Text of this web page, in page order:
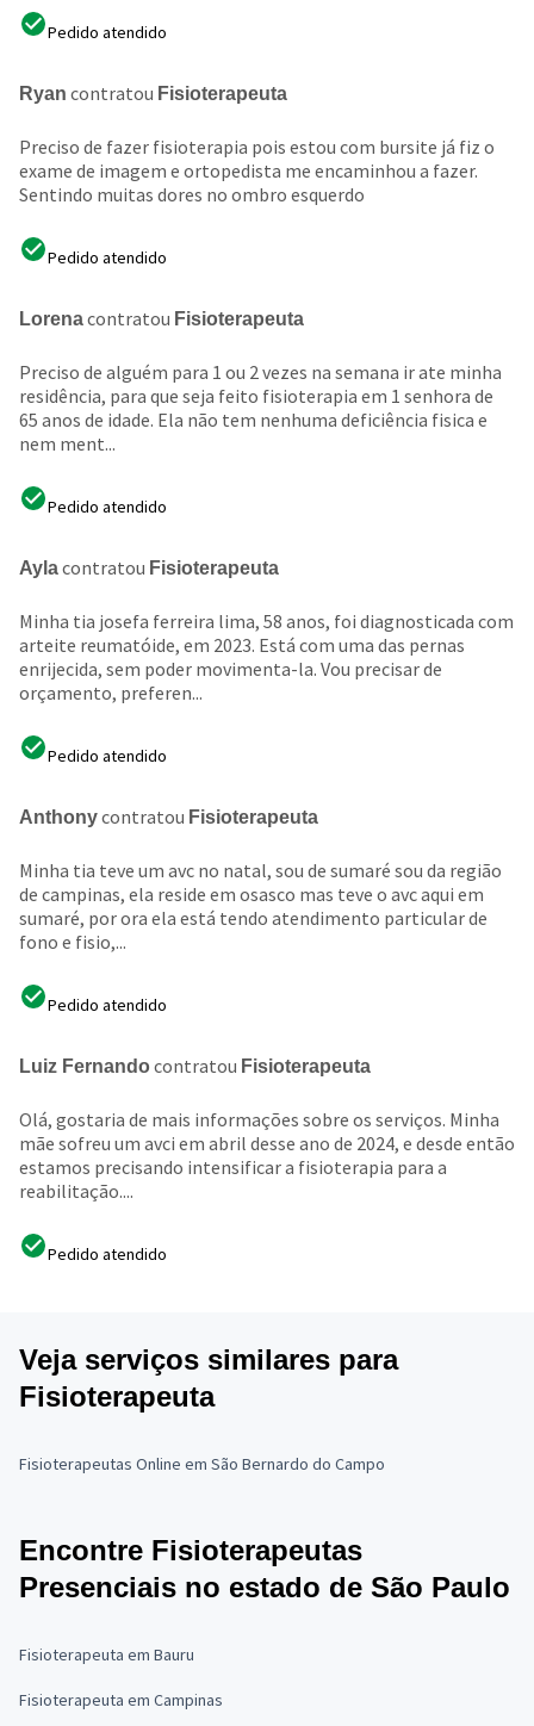
Pedido atendido
Ryan contratou Fisioterapeuta
Preciso de fazer fisioterapia pois estou com bursite já fiz o
exame de imagem e ortopedista me encaminhou a fazer.
Sentindo muitas dores no ombro esquerdo
Pedido atendido
Lorenacontratou Fisioterapeuta
Preciso de alguém para 1 ou 2 vezes na semana ir ate minha
residência, para que seja feito fisioterapia em 1 senhora de
65 anos de idade. Ela não tem nenhuma deficiência fisica e
nem ment...
Pedido atendido
Aylacontratou Fisioterapeuta
Minha tia josefa ferreira lima, 58 anos, foi diagnosticada com
arteite reumatóide, em 2023. Está com uma das pernas
enrijecida, sem poder movimenta-la. Vou precisar de
orçamento, preferen...
Pedido atendido
Anthonycontratou Fisioterapeuta
Minha tia teve um avc no natal, sou de sumaré sou da região
de campinas, ela reside em osasco mas teve o avc aqui em
sumaré, por ora ela está tendo atendimento particular de
fono e fisio,...
Pedido atendido
Luiz Fernando contratou Fisioterapeuta
Olá, gostaria de mais informações sobre os serviços. Minha
mãe sofreu um avci em abril desse ano de 2024, e desde então
estamos precisando intensificar a fisioterapia para a
reabilitação....
Pedido atendido
Veja serviços similares para
Fisioterapeuta
Fisioterapeutas Online em São Bernardo do Campo
Encontre Fisioterapeutas
Presenciais no estado de São Paulo
Fisioterapeuta em Bauru
Fisioterapeuta em Campinas